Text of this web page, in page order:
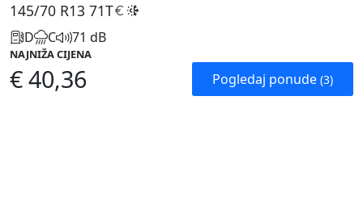
145/70 R13 71T
D C 71 dB
NAJNIŽA CIJENA
€ 40,36 Pogledaj ponude (3)